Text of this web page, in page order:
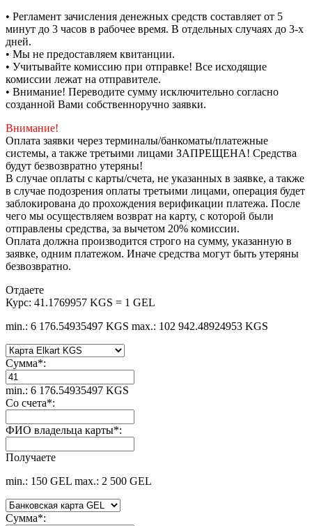
• Регламент зачисления денежных средств составляет от 5
минут до 3 часов в рабочее время. В отдельных случаях до 3-х
дней.
• Мы не предоставляем квитанции.
• Учитывайте комиссию при отправке! Все исходящие
комиссии лежат на отправителе.
• Внимание! Переводите сумму исключительно согласно
созданной Вами собственноручно заявки.
Внимание!
Оплата заявки через терминалы/банкоматы/платежные
системы, а также третьими лицами ЗАПРЕЩЕНА! Средства
будут безвозвратно утеряны!
В случае оплаты с карты/счета, не указанных в заявке, а также
в случае подозрения оплаты третьими лицами, операция будет
заблокирована до прохождения верификации платежа. После
чего мы осуществляем возврат на карту, с которой были
отправлены средства, за вычетом 20% комиссии.
Оплата должна производится строго на сумму, указанную в
заявке, одним платежом. Иначе средства могут быть утеряны
безвозвратно.
Отдаете
Курс: 41.1769957 KGS = 1 GEL
min.: 6 176.54935497 KGS max.: 102 942.48924953 KGS
Сумма*:
min.: 6 176.54935497 KGS
Со счета*:
ФИО владельца карты*:
Получаете
min.: 150 GEL max.: 2 500 GEL
Сумма*: